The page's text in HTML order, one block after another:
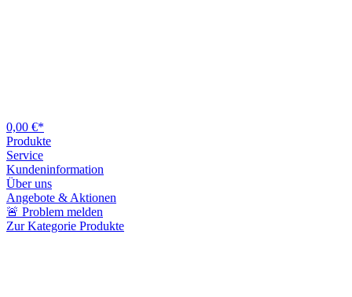
0,00 €*
Produkte
Service
Kundeninformation
Über uns
Angebote & Aktionen
🚨 Problem melden
Zur Kategorie Produkte